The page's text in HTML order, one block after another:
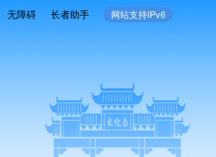
无障碍 长者助手 网站支持IPv6